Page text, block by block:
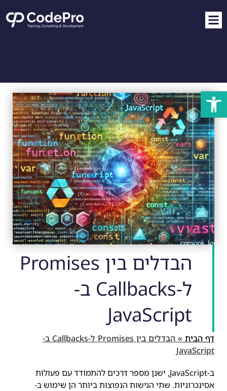
פתח סרגל נגישות
הבדלים בין Promises
ל-Callbacks ב-
JavaScript
דף הבית »
הבדלים בין Promises ל-Callbacks ב-
JavaScript
ב-JavaScript, ישנן מספר דרכים להתמודד עם פעולות
אסינכרוניות. שתי הגישות הנפוצות ביותר הן שימוש ב-